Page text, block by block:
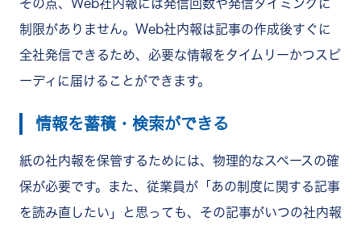
その点、Web社内報には発信回数や発信タイミングに
制限がありません。Web社内報は記事の作成後すぐに
全社発信できるため、必要な情報をタイムリーかつスピ
ーディに届けることができます。
情報を蓄積・検索ができる
紙の社内報を保管するためには、物理的なスペースの確
保が必要です。また、従業員が「あの制度に関する記事
を読み直したい」と思っても、その記事がいつの社内報